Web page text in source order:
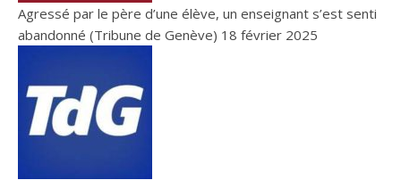
Agressé par le père d’une élève, un enseignant s’est senti
abandonné (Tribune de Genève) 18 février 2025